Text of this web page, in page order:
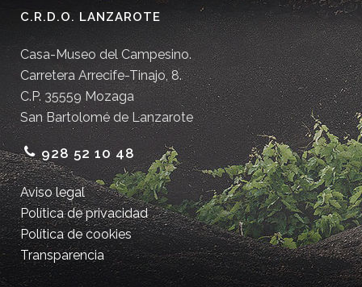
C.R.D.O. LANZAROTE
Casa-Museo del Campesino.
Carretera Arrecife-Tinajo, 8.
C.P. 35559 Mozaga
San Bartolomé de Lanzarote
928 52 10 48
Aviso legal
Política de privacidad
Política de cookies
Transparencia